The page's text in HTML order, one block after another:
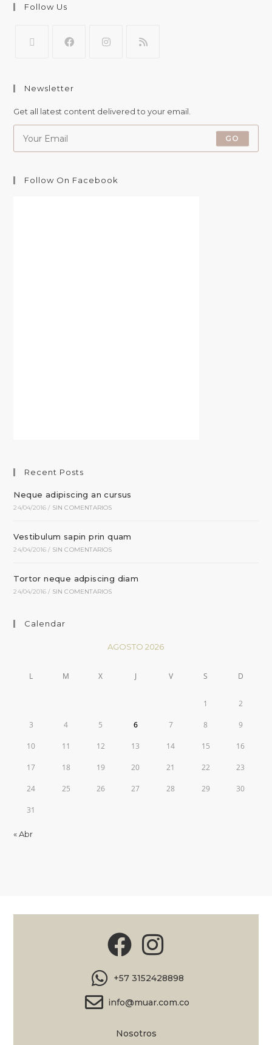
Follow Us
Newsletter
Get all latest content delivered to your email.
GO
Follow On Facebook
Recent Posts
Neque adipiscing an cursus
24/04/2016 / SIN COMENTARIOS
Vestibulum sapin prin quam
24/04/2016 / SIN COMENTARIOS
Tortor neque adpiscing diam
24/04/2016 / SIN COMENTARIOS
Calendar
AGOSTO 2026
L M X J V S D
1 2
3 4 5 6 7 8 9
10 11 12 13 14 15 16
17 18 19 20 21 22 23
24 25 26 27 28 29 30
31
« Abr
+57 3152428898
info@muar.com.co
Nosotros